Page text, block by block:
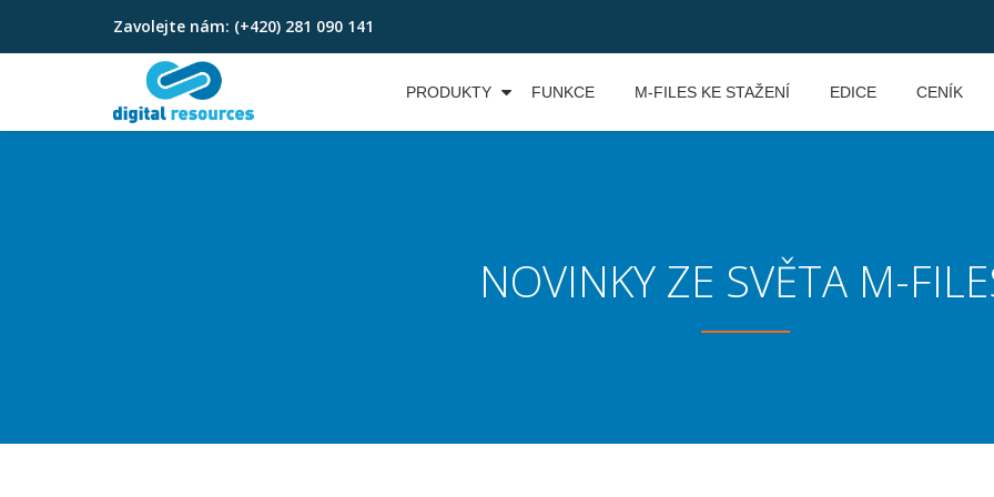
Přeskočit
Zavolejte nám: (+420) 281 090 141
PRODUKTY FUNKCE M-FILES KE STAŽENÍ EDICE CENÍK
NOVINKY ZE SVĚTA M-